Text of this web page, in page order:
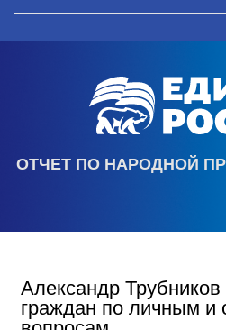
ОТЧЕТ ПО НАРОДНОЙ
Александр
граждан по личным